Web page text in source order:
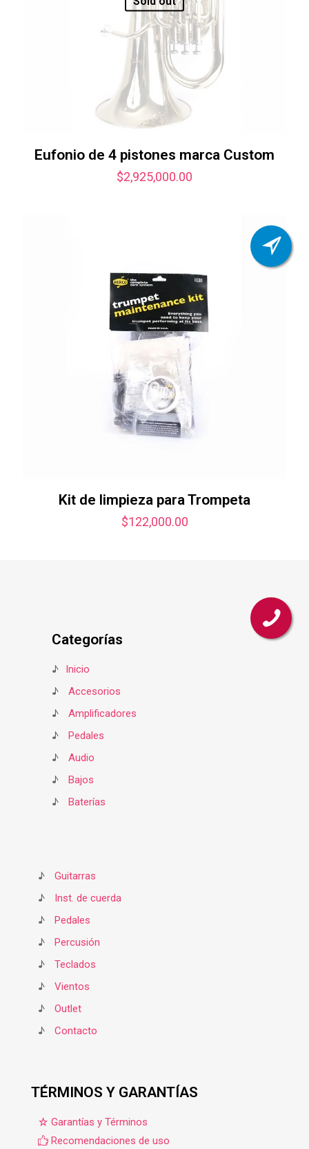
Eufonio de 4 pistones marca Custom
$2,925,000.00
Kit de limpieza para Trompeta
$122,000.00
Categorías
♪
Inicio
♪
Accesorios
♪
Amplificadores
♪
Pedales
♪
Audio
♪
Bajos
♪
Baterías
♪
Guitarras
♪
Inst. de cuerda
♪
Pedales
♪
Percusión
♪
Teclados
♪
Vientos
♪
Outlet
♪
Contacto
TÉRMINOS Y GARANTÍAS
Garantías y Términos
Recomendaciones de uso